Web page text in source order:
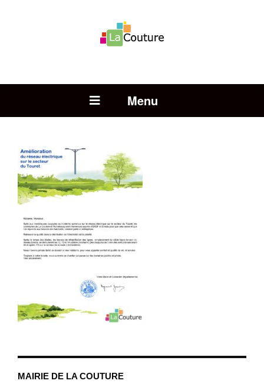
Open Menu
MAIRIE DE LA COUTURE